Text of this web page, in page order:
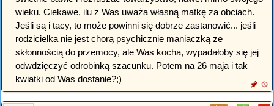
wieku. Ciekawe, ilu z Was uważa własną matkę za obciach.
Jeśli są i tacy, to może powinni się dobrze zastanowić... jeśli
rodzicielka nie jest chorą psychicznie maniaczką ze
skłonnością do przemocy, ale Was kocha, wypadałoby się jej
odwdzięczyć odrobinką szacunku. Potem na 26 maja i tak
kwiatki od Was dostanie?;)